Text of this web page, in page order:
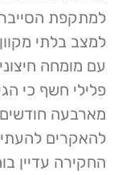
למצב בלתי
עם מומחה
מארבעה
להאקרים
החקירה עדיין